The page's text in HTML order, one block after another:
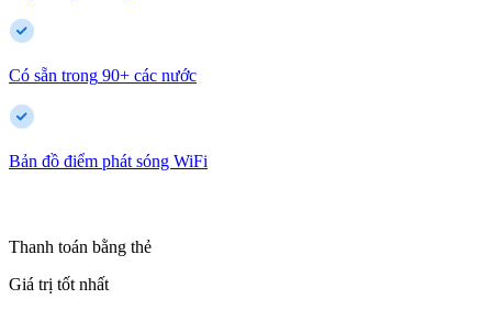
Có sẵn trong 90+ các nước
Bản đồ điểm phát sóng WiFi
Thanh toán bằng thẻ
Giá trị tốt nhất